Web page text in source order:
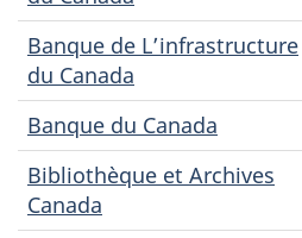
Banque de L’infrastructure
du Canada
Banque du Canada
Bibliothèque et Archives
Canada